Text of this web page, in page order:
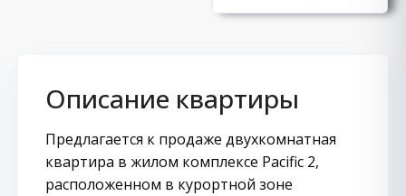
Описание квартиры
Предлагается к продаже двухкомнатная
квартира в жилом комплексе Pacific 2,
расположенном в курортной зоне